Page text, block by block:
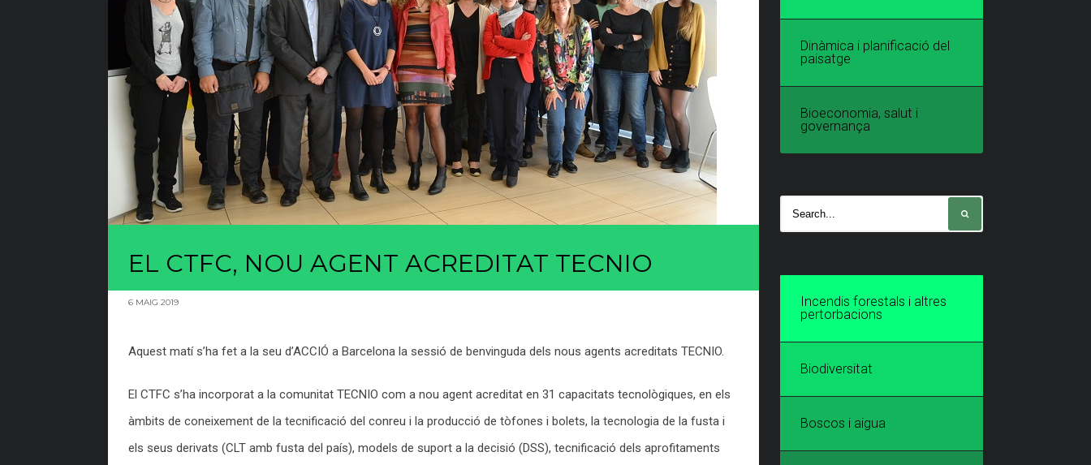
EL CTFC, NOU AGENT ACREDITAT TECNIO
6 MAIG 2019
Aquest matí s’ha fet a la seu d’ACCIÓ a Barcelona la sessió de benvinguda dels nous agents acreditats TECNIO.
El CTFC s’ha incorporat a la comunitat TECNIO com a nou agent acreditat en 31 capacitats tecnològiques, en els
àmbits de coneixement de la tecnificació del conreu i la producció de tòfones i bolets, la tecnologia de la fusta i
els seus derivats (CLT amb fusta del país), models de suport a la decisió (DSS), tecnificació dels aprofitaments
Dinàmica i planificació del
paisatge
Bioeconomia, salut i
governança
Incendis forestals i altres
pertorbacions
Biodiversitat
Boscos i aigua